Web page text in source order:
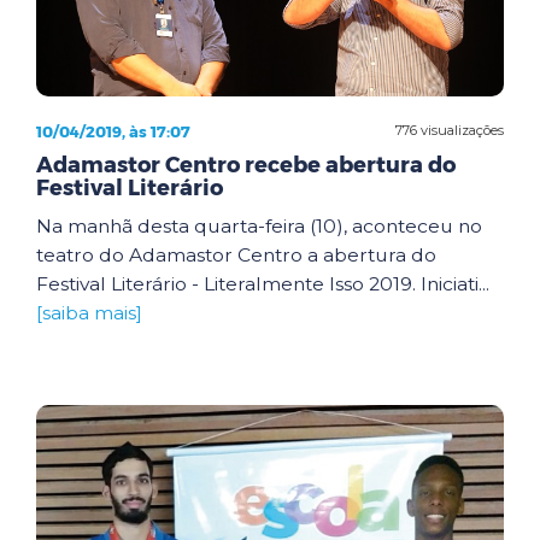
776 visualizações
10/04/2019, às 17:07
Adamastor Centro recebe abertura do
Festival Literário
Na manhã desta quarta-feira (10), aconteceu no
teatro do Adamastor Centro a abertura do
Festival Literário - Literalmente Isso 2019. Iniciati...
[saiba mais]